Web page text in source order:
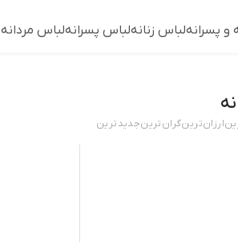
و پسرانهلباس زنانهلباس پسرانهلباس مردانه
ارزان‌ترینگران‌ترینجدید‌ترین